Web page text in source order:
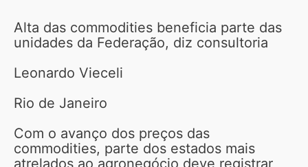
Alta das commodities beneficia parte das
unidades da Federação, diz consultoria
Leonardo Vieceli
Rio de Janeiro
Com o avanço dos preços das
commodities, parte dos estados mais
atrelados ao agronegócio deve registrar